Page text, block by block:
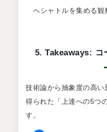
へシャトルを集める観
5. Takeaways: コ
技術論から抽象度の高
得られた「上達への5つ
す。